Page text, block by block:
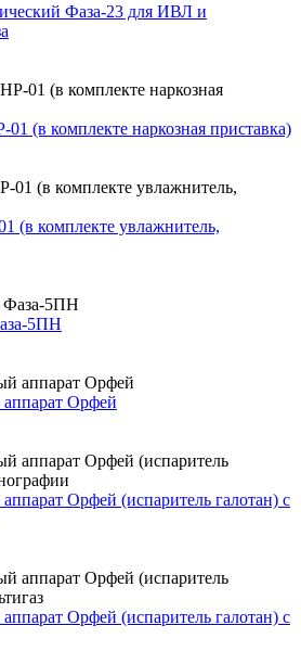
Фаза-23 для ИВЛ и
(в комплекте наркозная приставка)
(в комплекте увлажнитель,
5ПН
Орфей
Орфей (испаритель галотан) с
Орфей (испаритель галотан) с